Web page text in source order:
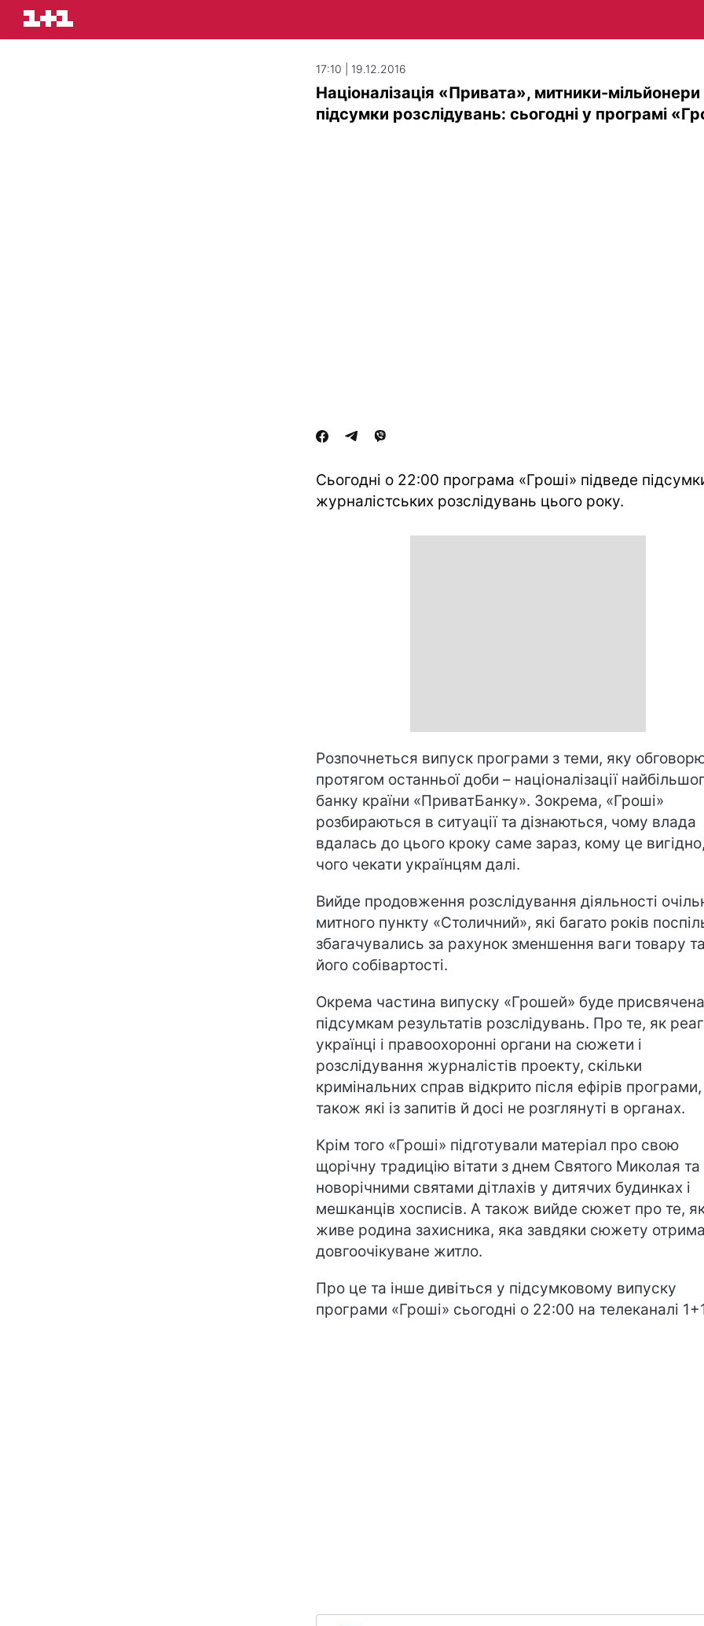
17:10 | 19.12.2016
Націоналізація «Привата», митники-мільйонери
підсумки розслідувань: сьогодні у програмі
Сьогодні о 22:00 програма «Гроші» підведе
журналістських розслідувань цього року.
Розпочнеться випуск програми з теми, яку
протягом останньої доби – націоналізації
банку країни «ПриватБанку». Зокрема, «Гроші»
розбираються в ситуації та дізнаються, чому влада
вдалась до цього кроку саме зараз, кому це
чого чекати українцям далі.
Вийде продовження розслідування діяльності
митного пункту «Столичний», які багато років
збагачувались за рахунок зменшення ваги товару
його собівартості.
Окрема частина випуску «Грошей» буде присвячена
підсумкам результатів розслідувань. Про те, як
українці і правоохоронні органи на сюжети і
розслідування журналістів проекту, скільки
кримінальних справ відкрито після ефірів
також які із запитів й досі не розглянуті в органах.
Крім того «Гроші» підготували матеріал про свою
щорічну традицію вітати з днем Святого Миколая та
новорічними святами дітлахів у дитячих будинках і
мешканців хосписів. А також вийде сюжет про те,
живе родина захисника, яка завдяки сюжету
довгоочікуване житло.
Про це та інше дивіться у підсумковому випуску
програми «Гроші» сьогодні о 22:00 на телеканалі